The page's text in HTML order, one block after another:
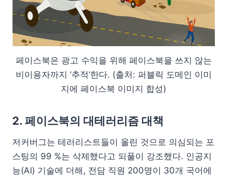
페이스북은 광고 수익을 위해 페이스북을 쓰지 않는
비이용자까지 ‘추적’한다. (출처: 퍼블릭 도메인 이미
지에 페이스북 이미지 합성)
2. 페이스북의 대테러리즘 대책
저커버그는 테러리스트들이 올린 것으로 의심되는 포
스팅의 99 %는 삭제했다고 되풀이 강조했다. 인공지
능(AI) 기술에 더해, 전담 직원 200명이 30개 국어에